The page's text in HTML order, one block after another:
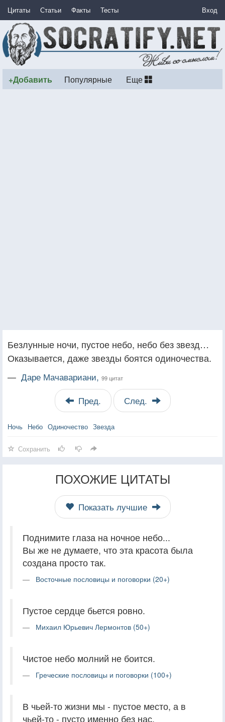
Цитаты Статьи Факты Тесты Вход
+Добавить Популярные Еще
Безлунные ночи, пустое небо, небо без звезд…
Оказывается, даже звезды боятся одиночества.
— Даре Мачавариани, 99 цитат
Пред. След.
Ночь Небо Одиночество Звезда
Сохранить
ПОХОЖИЕ ЦИТАТЫ
Показать лучшие
Поднимите глаза на ночное небо...
Вы же не думаете, что эта красота была
создана просто так.
Восточные пословицы и поговорки (20+)
Пустое сердце бьется ровно.
Михаил Юрьевич Лермонтов (50+)
Чистое небо молний не боится.
Греческие пословицы и поговорки (100+)
В чьей-то жизни мы - пустое место, а в
чьей-то - пусто именно без нас.